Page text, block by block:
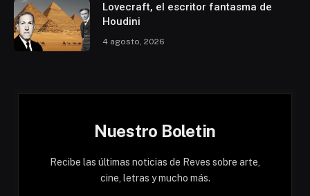
Lovecraft, el escritor fantasma de
Houdini
4 agosto, 2026
Nuestro Boletin
Recibe las últimas noticias de Reves sobre arte,
cine, letras y mucho más.